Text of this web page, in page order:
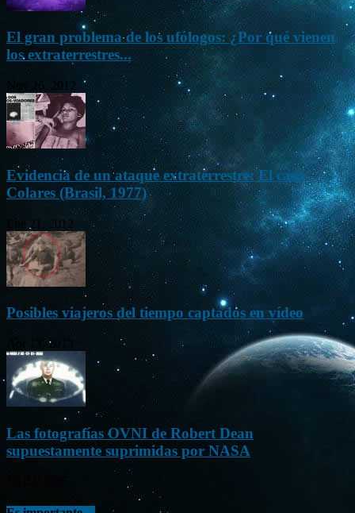
El gran problema de los ufólogos: ¿Por qué vienen
los extraterrestres...
Nov 26, 2012
Evidencia de un ataque extraterrestre: El caso
Colares (Brasil, 1977)
Ene 21, 2012
Posibles viajeros del tiempo captados en vídeo
Abr 13, 2013
Las fotografías OVNI de Robert Dean
supuestamente suprimidas por NASA